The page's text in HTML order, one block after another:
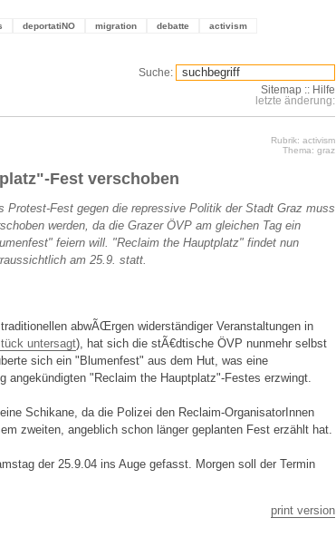
deportatiNO migration debatte activism
Suche:
Sitemap :: Hilfe
letzte änderung:
Rubrik: activism
Thema: graz
Fest verschoben
Protest-Fest gegen die repressive Politik der Stadt Graz muss
werden, da die Grazer ÖVP am gleichen Tag ein
feiern will. "Reclaim the Hauptplatz" findet nun
am 25.9. statt.
abwÃŒrgen widerständiger Veranstaltungen in
untersagt), hat sich die stÃ€dtische ÖVP nunmehr selbst
sich ein "Blumenfest" aus dem Hut, was eine
angekündigten "Reclaim the Hauptplatz"-Festes erzwingt.
Schikane, da die Polizei den Reclaim-OrganisatorInnen
zweiten, angeblich schon länger geplanten Fest erzählt hat.
der 25.9.04 ins Auge gefasst. Morgen soll der Termin
print version